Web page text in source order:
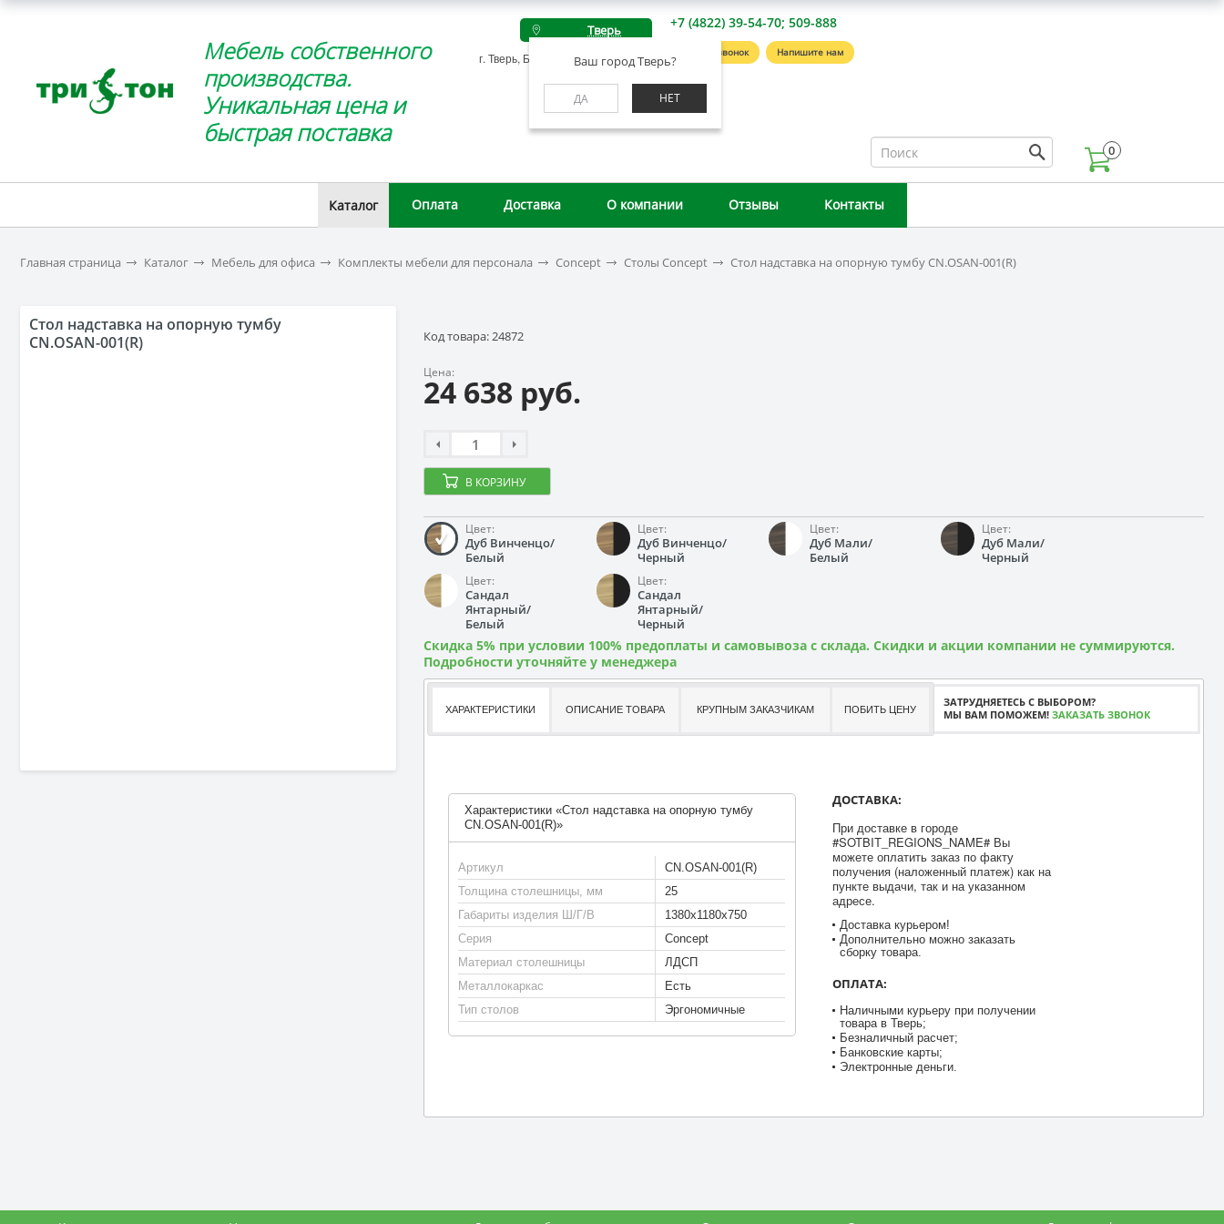
Мебель собственного
производства.
Уникальная цена и
быстрая поставка
Тверь
Ваш город Тверь?
ДА НЕТ
г. Тверь, Беляковский пер., д. 46А
+7 (4822) 39-54-70; 509-888
Заказать звонок Напишите нам
0
Каталог Оплата Доставка О компании Отзывы Контакты
Главная страница Каталог Мебель для офиса Комплекты мебели для персонала Concept Столы Concept Стол надставка на опорную тумбу CN.OSAN-001(R)
Стол надставка на опорную тумбу
CN.OSAN-001(R)
Код товара: 24872
Цена:
24 638 руб.
В КОРЗИНУ
Цвет:
Дуб Винченцо/
Белый
Цвет:
Дуб Винченцо/
Черный
Цвет:
Дуб Мали/
Белый
Цвет:
Дуб Мали/
Черный
Цвет:
Сандал
Янтарный/
Белый
Цвет:
Сандал
Янтарный/
Черный
Скидка 5% при условии 100% предоплаты и самовывоза с склада. Скидки и акции компании не суммируются.
Подробности уточняйте у менеджера
ХАРАКТЕРИСТИКИ ОПИСАНИЕ ТОВАРА КРУПНЫМ ЗАКАЗЧИКАМ ПОБИТЬ ЦЕНУ
ЗАТРУДНЯЕТЕСЬ С ВЫБОРОМ?
МЫ ВАМ ПОМОЖЕМ! ЗАКАЗАТЬ ЗВОНОК
Характеристики «Стол надставка на опорную тумбу
CN.OSAN-001(R)»
Артикул
CN.OSAN-001(R)
Толщина столешницы, мм
25
Габариты изделия Ш/Г/В
1380х1180х750
Серия
Concept
Материал столешницы
ЛДСП
Металлокаркас
Есть
Тип столов
Эргономичные
ДОСТАВКА:
При доставке в городе
#SOTBIT_REGIONS_NAME# Вы
можете оплатить заказ по факту
получения (наложенный платеж) как на
пункте выдачи, так и на указанном
адресе.
Доставка курьером!
Дополнительно можно заказать
сборку товара.
ОПЛАТА:
Наличными курьеру при получении
товара в Тверь;
Безналичный расчет;
Банковские карты;
Электронные деньги.